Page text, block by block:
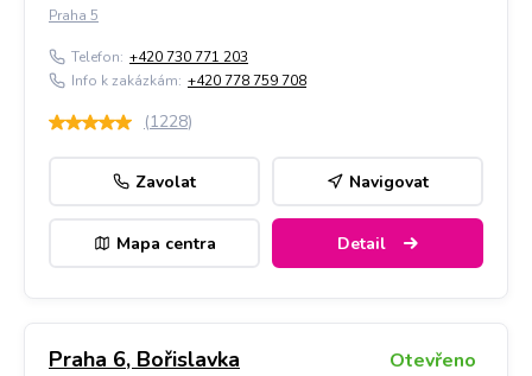
Praha 5
Telefon: +420 730 771 203
Info k zakázkám: +420 778 759 708
(1228)
Zavolat Navigovat
Mapa centra Detail
Praha 6, Bořislavka Otevřeno